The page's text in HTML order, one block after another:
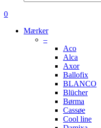
søge
0
Mærker
–
Aco
Alca
Axor
Ballofix
BLANCO
Blücher
Børma
Cassøe
Cool line